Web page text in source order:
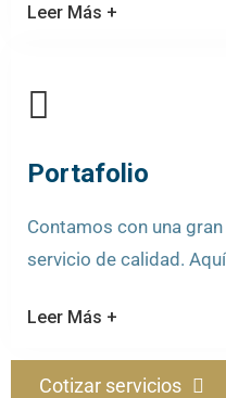
Leer Más +
Portafolio
Contamos con una
servicio de calidad.
Leer Más +
Cotizar servicios